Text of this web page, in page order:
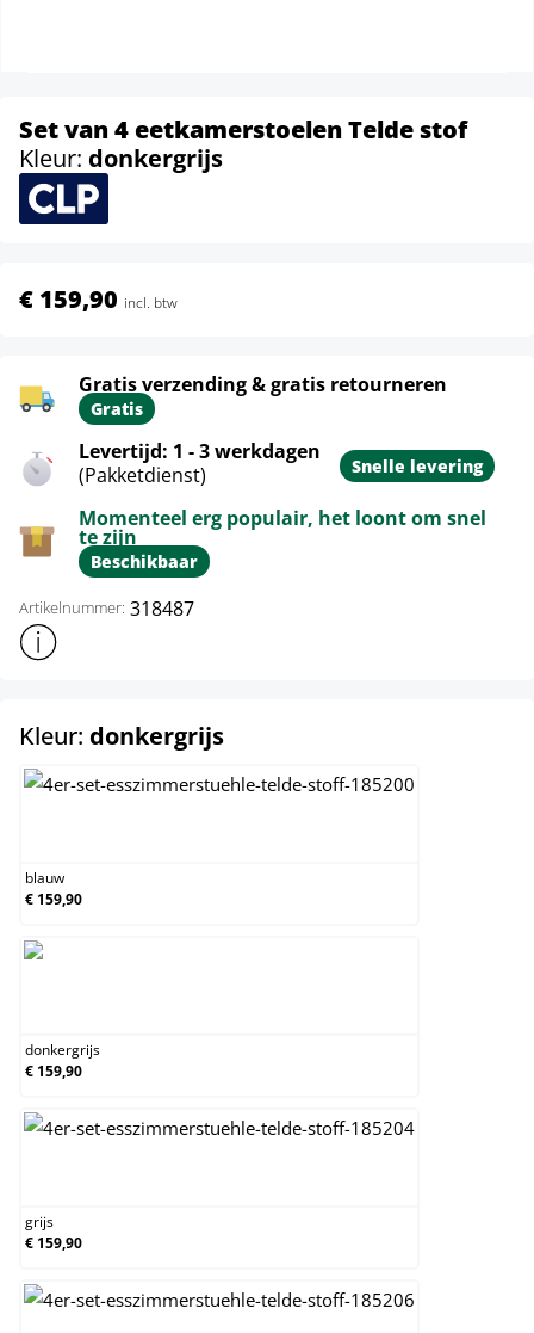
Set van 4 eetkamerstoelen Telde stof
Kleur: donkergrijs
€ 159,90 incl. btw
Gratis verzending & gratis retourneren
Gratis
Levertijd: 1 - 3 werkdagen
(Pakketdienst)
Snelle levering
Momenteel erg populair, het loont om snel
te zijn
Beschikbaar
Artikelnummer: 318487
Toon meer productinformatie
Kleur: donkergrijsselect
blauw
€ 159,90
donkergrijs
€ 159,90
grijs
€ 159,90